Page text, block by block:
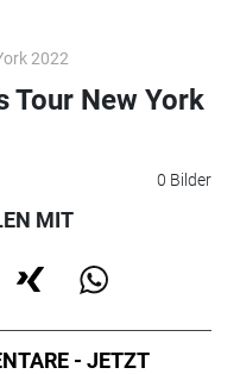
2022
0 Bilder
Tour New York
MIT
- JETZT